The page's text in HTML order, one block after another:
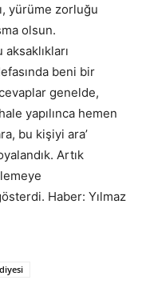
yürüme zorluğu
olsun.
beni bir
genelde,
yapılınca hemen
bu kişiyi ara’
Artık
Haber: Yılmaz